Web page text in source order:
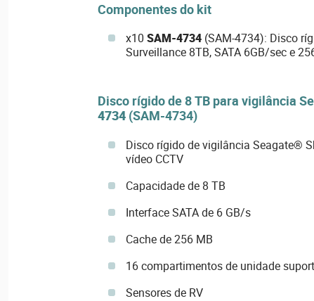
Componentes do kit
x10 SAM-4734(SAM-4734): Disco
Surveillance 8TB, SATA 6GB/sec e
Disco rígido de 8 TB para vigilância
4734(SAM-4734)
Disco rígido de vigilância Seagate®
vídeo CCTV
Capacidade de 8 TB
Interface SATA de 6 GB/s
Cache de 256 MB
16 compartimentos de unidade
Sensores de RV